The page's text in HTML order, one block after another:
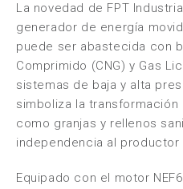
La novedad de FPT
generador de energía
puede ser abastecida con
Comprimido (CNG) y Gas
sistemas de baja y alta
simboliza la
como granjas y rellenos
independencia al productor
Equipado con el motor